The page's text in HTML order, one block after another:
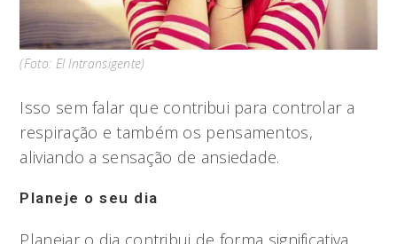
(Foto: El Intransigente)
Isso sem falar que contribui para controlar a
respiração e também os pensamentos,
aliviando a sensação de ansiedade.
Planeje o seu dia
Planejar o dia contribui de forma significativa